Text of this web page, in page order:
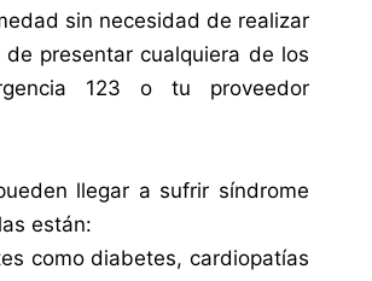
sin necesidad de realizar
presentar cualquiera de los
123 o tu proveedor
llegar a sufrir síndrome
están:
como diabetes, cardiopatías